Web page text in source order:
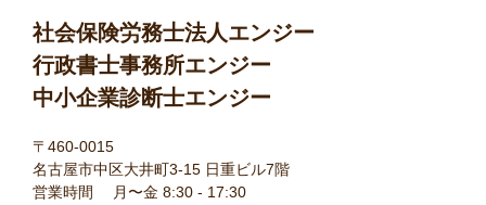
社会保険労務士法人エンジー
行政書士事務所エンジー
中小企業診断士エンジー
〒460-0015
名古屋市中区大井町3-15 日重ビル7階
営業時間 月〜金 8:30 - 17:30